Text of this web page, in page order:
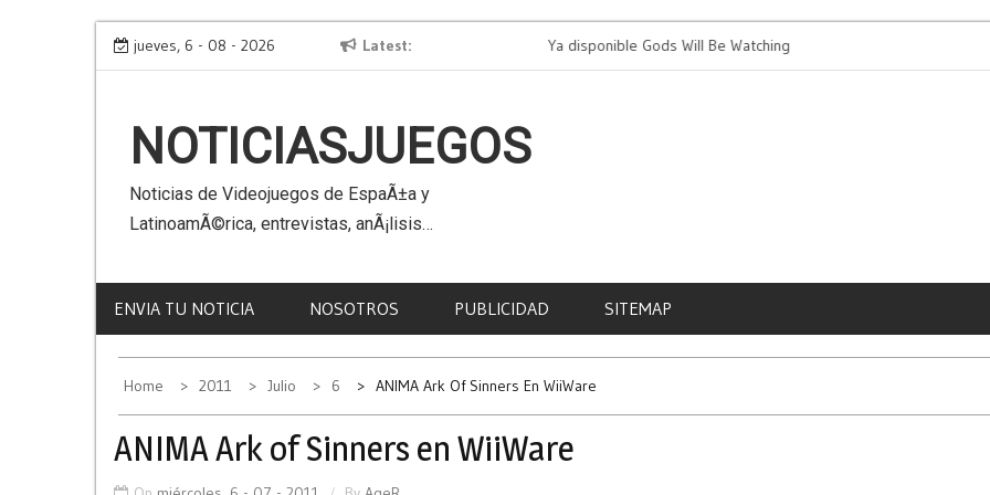
Skip
to
jueves, 6 - 08 - 2026 Latest
Virtual Kaiju 3D Ya disponible Gods Will Be Watching
NOTICIASJUEGOS
Noticias de Videojuegos de EspaÃ±a y
LatinoamÃ©rica, entrevistas, anÃ¡lisis…
ENVIA TU NOTICIA NOSOTROS PUBLICIDAD SITEMAP
Home 2011 Julio 6 ANIMA Ark Of Sinners En WiiWare
ANIMA Ark of Sinners en WiiWare